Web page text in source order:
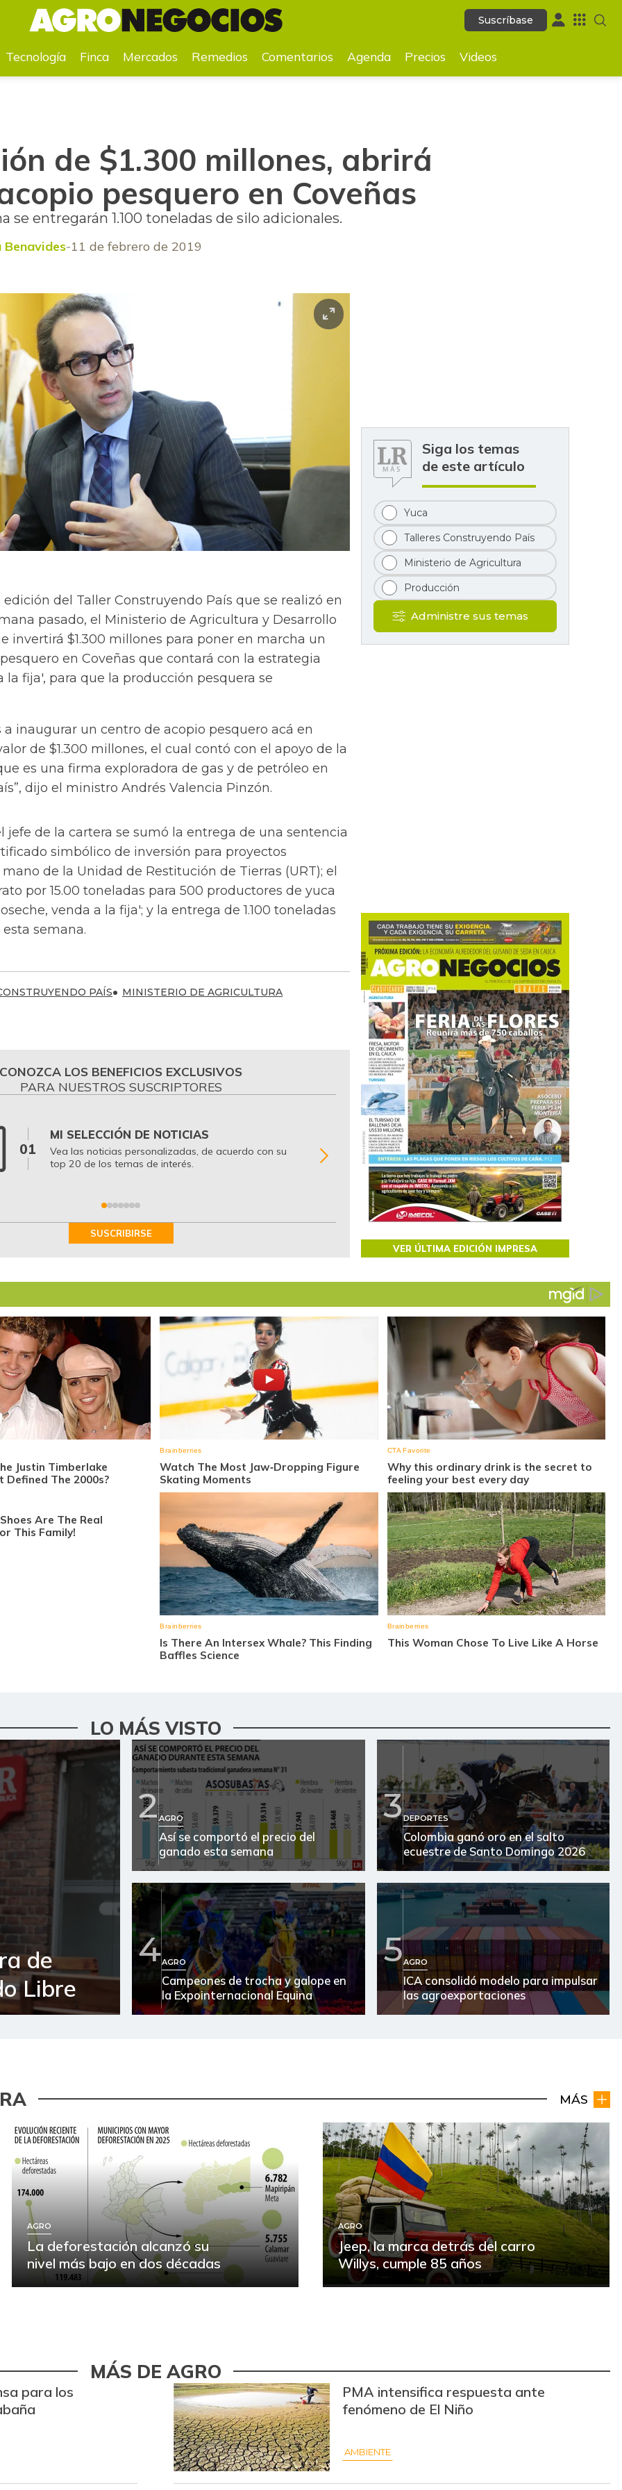
Suscríbase
acopio pesquero en Coveñas
Suscríbase
Tecnología Finca Mercados Remedios Comentarios Agenda Precios Videos
de $1.300 millones, abrirá
pesquero en Coveñas
se entregarán 1.100 toneladas de silo adicionales.
11 de febrero de 2019
del Taller Construyendo País que se realizó en
pasado, el Ministerio de Agricultura y Desarrollo
invertirá $1.300 millones para poner en marcha un
en Coveñas que contará con la estrategia
la fija', para que la producción pesquera se
a inaugurar un centro de acopio pesquero acá en
de $1.300 millones, el cual contó con el apoyo de la
es una firma exploradora de gas y de petróleo en
dijo el ministro Andrés Valencia Pinzón.
jefe de la cartera se sumó la entrega de una sentencia
simbólico de inversión para proyectos
de la Unidad de Restitución de Tierras (URT); el
por 15.00 toneladas para 500 productores de yuca
venda a la fija'; y la entrega de 1.100 toneladas
semana.
PAÍS MINISTERIO DE AGRICULTURA
CONOZCA LOS BENEFICIOS EXCLUSIVOS
PARA NUESTROS SUSCRIPTORES
01
MI SELECCIÓN DE NOTICIAS
Vea las noticias personalizadas, de acuerdo con su
top 20 de los temas de interés.
02
BITÁCORA EMPRESARIAL 10.000 LR
Recopilación clasificada por sectores
regiones del comportamiento general y
de las 10.000 primeras empresas en ventas
Colombia.
SUSCRIBIRSE
Siga los temas
de este artículo
Yuca
Talleres Construyendo País
Ministerio de Agricultura
Producción
Administre sus temas
VER ÚLTIMA EDICIÓN IMPRESA
LO MÁS VISTO
de
Libre
2AGRO
Así se comportó el precio del
ganado esta semana
3DEPORTES
Colombia ganó oro en el salto
ecuestre de Santo Domingo 2026
4AGRO
Campeones de trocha y galope en
la Expointernacional Equina
5AGRO
ICA consolidó modelo para impulsar
las agroexportaciones
MÁS
AGRO
La deforestación alcanzó su
nivel más bajo en dos décadas
AGRO
Jeep, la marca detrás del carro
Willys, cumple 85 años
MÁS DE AGRO
para los
PMA intensifica respuesta ante
fenómeno de El Niño
AMBIENTE